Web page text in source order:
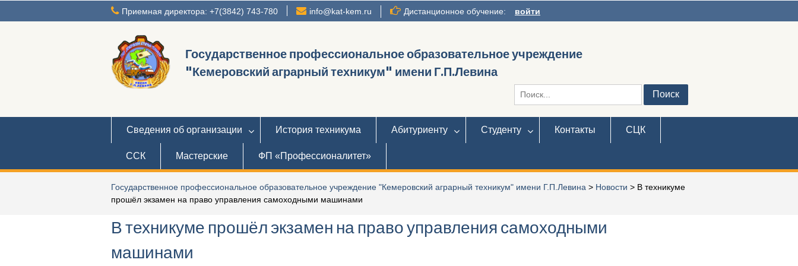
Приемная директора: +7(3842) 743-780 info@kat-kem.ru Дистанционное обучение: войти
Государственное профессиональное образовательное учреждение
"Кемеровский аграрный техникум" имени Г.П.Левина
Искать:
Сведения об организации История техникума Абитуриенту Студенту Контакты СЦК
ССК Мастерские ФП «Профессионалитет»
Государственное профессиональное образовательное учреждение "Кемеровский аграрный техникум" имени Г.П.Левина > Новости > В техникуме
прошёл экзамен на право управления самоходными машинами
В техникуме прошёл экзамен на право управления самоходными
машинами